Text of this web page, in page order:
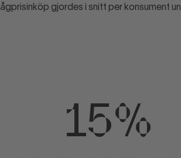
lågprisinköp gjordes i snitt per konsument
15%